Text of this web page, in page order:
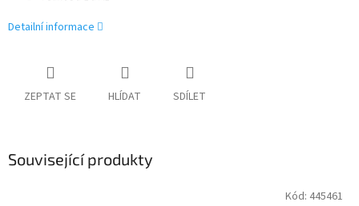
Detailní informace
ZEPTAT SE HLÍDAT SDÍLET
Související produkty
Kód: 445461